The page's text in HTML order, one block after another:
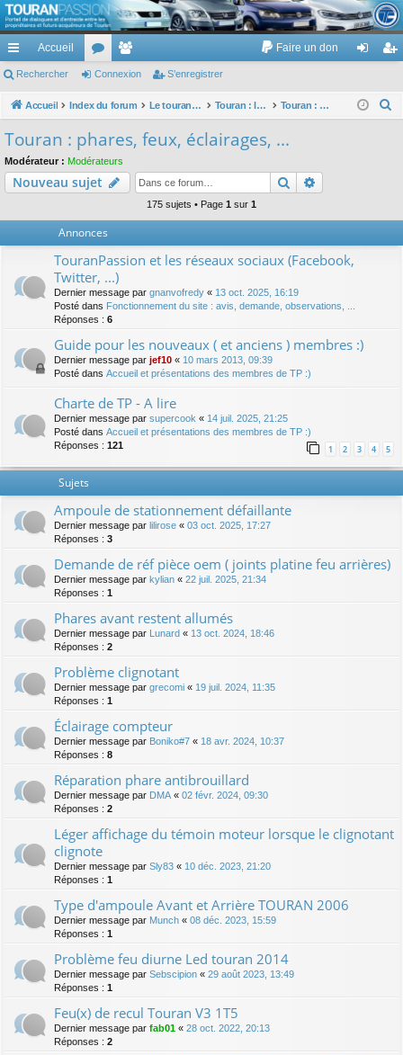
TouranPassion
Le forum des propriétaires ou futurs acquéreurs du Volkswagen Touran
cc
ès
pi
de
Accueil
or
u
e
m
Faire un don
ne nr
Rechercher Connexion S’enregistrer
Accueil Index du forum Le touran dans ses versions I (V1 V2 V3) et II ... Touran : les équipements électriques et électroniques Touran : phares, feux, éclairages, ...
c
Touran : phares, feux, éclairages, ...
Modérateur : Modérateurs
Nouveau sujet Rechercher
175 sujets • Page 1 sur 1
Annonces
TouranPassion et les réseaux sociaux (Facebook,
Twitter, ...)
Dernier message par gnanvofredy « 13 oct. 2025, 16:19
Posté dans Fonctionnement du site : avis, demande, observations, ...
Réponses : 6
Guide pour les nouveaux ( et anciens ) membres :)
Dernier message par jef10 « 10 mars 2013, 09:39
Posté dans Accueil et présentations des membres de TP :)
Charte de TP - A lire
Dernier message par supercook « 14 juil. 2025, 21:25
Posté dans Accueil et présentations des membres de TP :)
Réponses : 121 1 2 3 4 5
Sujets
Ampoule de stationnement défaillante
Dernier message par lilirose « 03 oct. 2025, 17:27
Réponses : 3
Demande de réf pièce oem ( joints platine feu arrières)
Dernier message par kylian « 22 juil. 2025, 21:34
Réponses : 1
Phares avant restent allumés
Dernier message par Lunard « 13 oct. 2024, 18:46
Réponses : 2
Problème clignotant
Dernier message par grecomi « 19 juil. 2024, 11:35
Réponses : 1
Éclairage compteur
Dernier message par Boniko#7 « 18 avr. 2024, 10:37
Réponses : 8
Réparation phare antibrouillard
Dernier message par DMA « 02 févr. 2024, 09:30
Réponses : 2
Léger affichage du témoin moteur lorsque le clignotant
clignote
Dernier message par Sly83 « 10 déc. 2023, 21:20
Réponses : 1
Type d'ampoule Avant et Arrière TOURAN 2006
Dernier message par Munch « 08 déc. 2023, 15:59
Réponses : 1
Problème feu diurne Led touran 2014
Dernier message par Sebscipion « 29 août 2023, 13:49
Réponses : 1
Feu(x) de recul Touran V3 1T5
Dernier message par fab01 « 28 oct. 2022, 20:13
Réponses : 2